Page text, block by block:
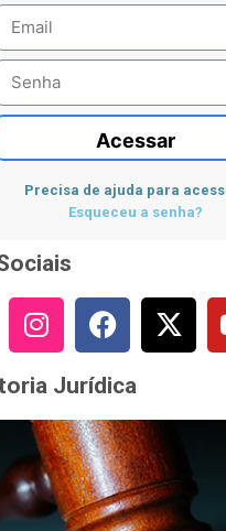
Acessar
Precisa de ajuda para
Esqueceu a senha?
Jurídica